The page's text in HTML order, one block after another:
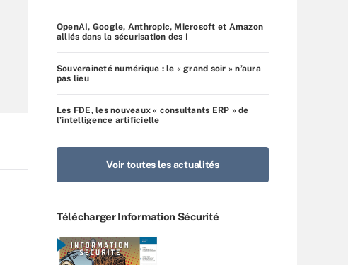
OpenAI, Google, Anthropic, Microsoft et Amazon
alliés dans la sécurisation des I
Souveraineté numérique : le « grand soir » n’aura
pas lieu
Les FDE, les nouveaux « consultants ERP » de
l’intelligence artificielle
Voir toutes les actualités
Télécharger Information Sécurité